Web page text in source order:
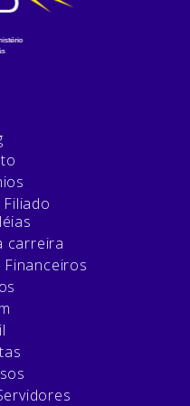
carreira